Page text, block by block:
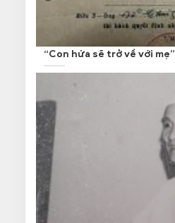
“Con hứa sẽ trở về với mẹ”